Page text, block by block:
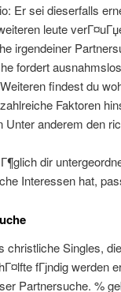
Er sei dieserfalls
leute
irgendeiner
fordert
findest du
Faktoren
Unter anderem den
dir
Interessen hat,
christliche Singles,
fГјndig werden
Partnersuche. %